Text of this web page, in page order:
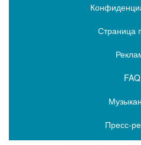
Страница
FAQ
Пресс-